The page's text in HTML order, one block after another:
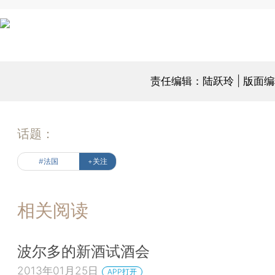
责任编辑：陆跃玲 | 版面
话题：
#法国 +关注
相关阅读
波尔多的新酒试酒会
2013年01月25日 APP打开